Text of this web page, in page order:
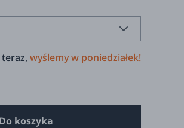
wyślemy w poniedziałek!
Do koszyka